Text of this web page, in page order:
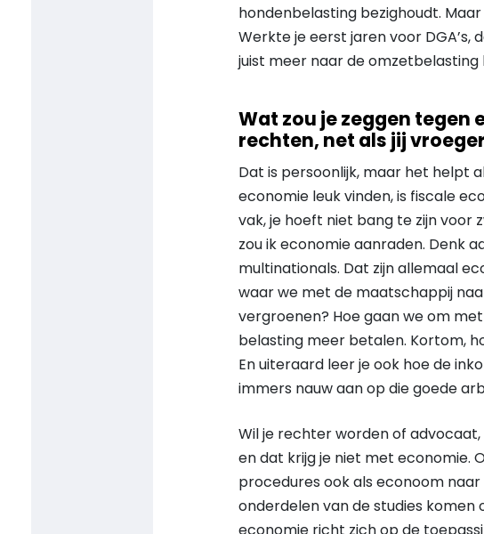
hondenbelasting bezighoudt.
Werkte je eerst jaren voor
juist meer naar de omzetbelasting
Wat zou je zeggen tegen
rechten, net als jij
Dat is persoonlijk, maar het helpt
economie leuk vinden, is fiscale
vak, je hoeft niet bang te zijn voor
zou ik economie aanraden. Denk
multinationals. Dat zijn allemaal
waar we met de maatschappij
vergroenen? Hoe gaan we om
belasting meer betalen. Kortom,
En uiteraard leer je ook hoe de
immers nauw aan op die goede
Wil je rechter worden of
en dat krijg je niet met economie.
procedures ook als econoom
onderdelen van de studies komen